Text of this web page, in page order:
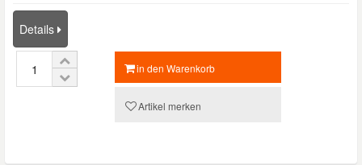
Details
in den Warenkorb
Artikel merken